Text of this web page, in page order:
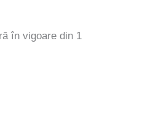
în vigoare din 1